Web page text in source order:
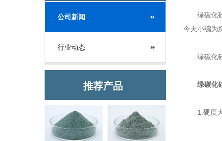
公司新闻
行业动态
推荐产品
绿碳化硅
今天小编为
绿碳化硅
绿碳化
1.硬度大